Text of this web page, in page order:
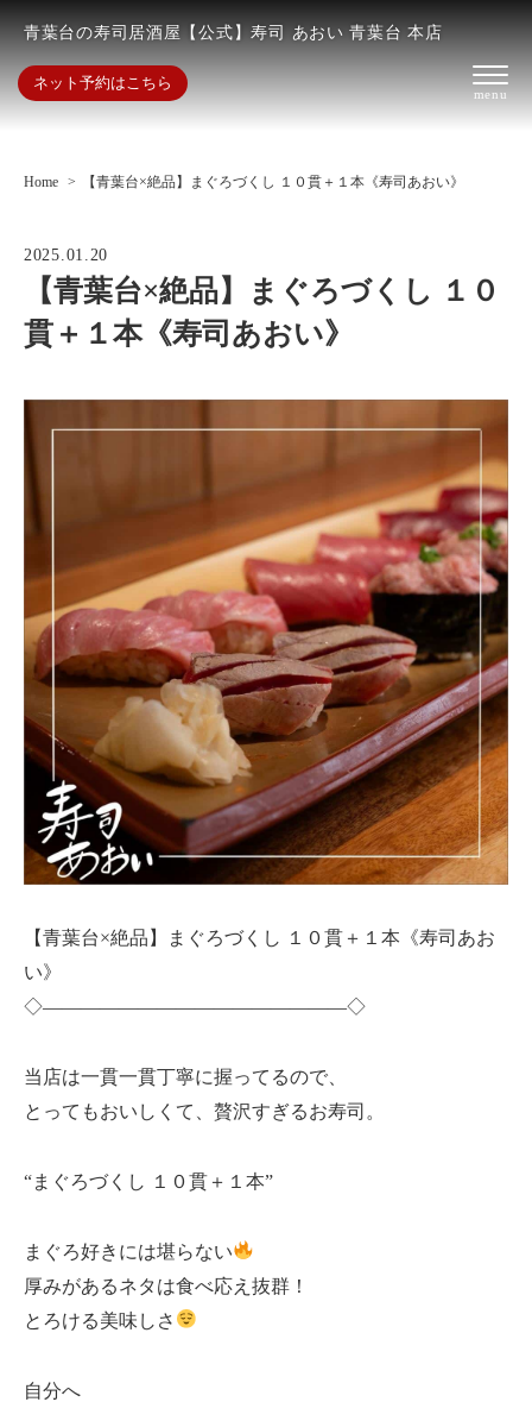
青葉台の寿司居酒屋【公式】寿司 あおい 青葉台 本店
ネット予約はこちら
Home 【青葉台×絶品】まぐろづくし １０貫＋１本《寿司あおい》
2025.01.20
【青葉台×絶品】まぐろづくし １０
貫＋１本《寿司あおい》
【青葉台×絶品】まぐろづくし １０貫＋１本《寿司あお
い》
◇————————————————◇
当店は一貫一貫丁寧に握ってるので、
とってもおいしくて、贅沢すぎるお寿司。
“まぐろづくし １０貫＋１本”
まぐろ好きには堪らない
厚みがあるネタは食べ応え抜群！
とろける美味しさ
自分へ